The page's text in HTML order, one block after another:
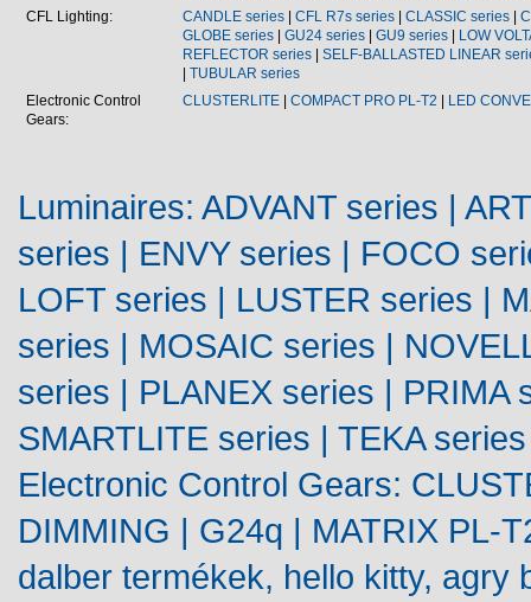
CFL Lighting: CANDLE series CFL R7s series CLASSIC series
GLOBE series
GU24 series GU9 series
LOW
REFLECTOR series
SELF-BALLASTED LINEAR
TUBULAR series
Electronic Control
Gears:
CLUSTERLITE COMPACT PRO PL-T2 LED
Luminaires: ADVANT series |
series | ENVY series | FOCO
LOFT series | LUSTER series |
series | MOSAIC series |
series | PLANEX series | PRIMA
SMARTLITE series | TEKAseries
Electronic Control Gears:
DIMMING | G24q | MATRIX PL-
dalber termékek, hello kitty, agry